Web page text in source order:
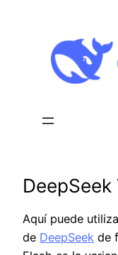
contenido
Aquí puede
de DeepSeek de